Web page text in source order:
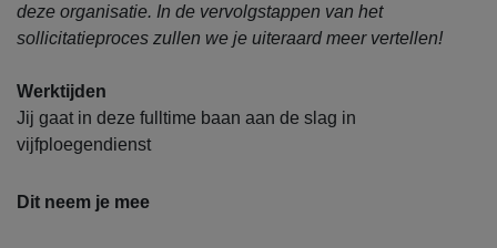
deze organisatie. In de vervolgstappen van het
sollicitatieproces zullen we je uiteraard meer vertellen!
Werktijden
Jij gaat in deze fulltime baan aan de slag in
vijfploegendienst
Dit neem je mee